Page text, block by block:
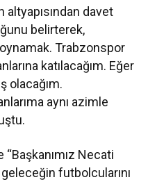
altyapısından davet
belirterek,
Trabzonspor
katılacağım. Eğer
olacağım.
aynı azimle
“Başkanımız Necati
futbolcularını